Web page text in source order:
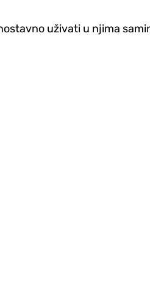
uživati u njima